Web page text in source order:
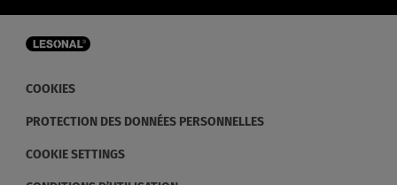
ACTUALITÉS ET ÉVÉNEMENTS
S'ABONNER À NOTRE NEWSLETTER
DISTRIBUTEURS
COOKIES
PROTECTION DES DONNÉES PERSONNELLES
COOKIE SETTINGS